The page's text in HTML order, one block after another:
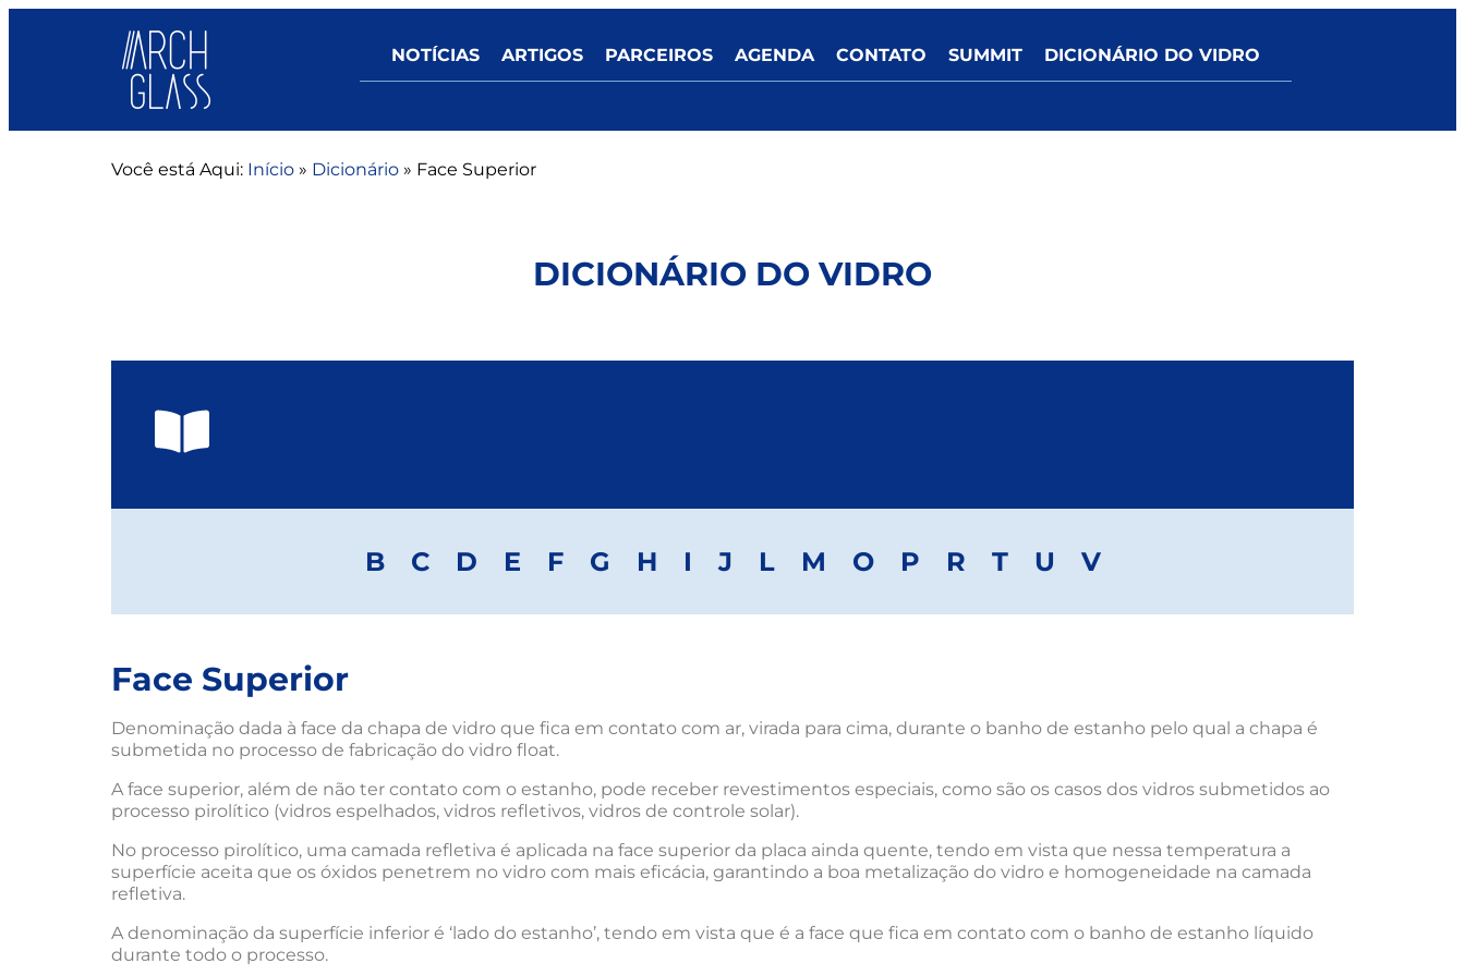
NOTÍCIAS ARTIGOS PARCEIROS AGENDA CONTATO SUMMIT DICIONÁRIO DO VIDRO
Você está Aqui: Início » Dicionário » Face Superior
DICIONÁRIO DO VIDRO
B C D E F G H I J L M O P R T U V
Face Superior
Denominação dada à face da chapa de vidro que fica em contato com ar, virada para cima, durante o banho de estanho pelo qual a chapa é
submetida no processo de fabricação do vidro float.
A face superior, além de não ter contato com o estanho, pode receber revestimentos especiais, como são os casos dos vidros submetidos ao
processo pirolítico (vidros espelhados, vidros refletivos, vidros de controle solar).
No processo pirolítico, uma camada refletiva é aplicada na face superior da placa ainda quente, tendo em vista que nessa temperatura a
superfície aceita que os óxidos penetrem no vidro com mais eficácia, garantindo a boa metalização do vidro e homogeneidade na camada
refletiva.
A denominação da superfície inferior é ‘lado do estanho’, tendo em vista que é a face que fica em contato com o banho de estanho líquido
durante todo o processo.